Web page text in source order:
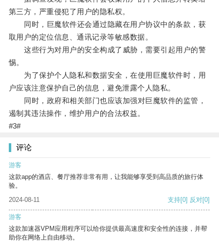
第三方，严重侵犯了用户的隐私权。
同时，巨魔软件还会通过隐藏在用户协议中的条款，获
取用户的定位信息、通讯记录等敏感数据。
这些行为对用户的安全构成了威胁，需要引起用户的警
惕。
为了保护个人隐私和数据安全，在使用巨魔软件时，用
户应该注意保护自己的信息，避免泄露个人隐私。
同时，政府和相关部门也应该加强对巨魔软件的监管，
遏制其违法操作，维护用户的合法权益。
#3#
评论
游客
这款app的酒店、餐厅推荐非常有用，让我能够享受到高品质的旅行体
验。
2024-08-11
支持[0] 反对[0]
游客
这款加速器VPM应用程序可以给你提供最高速度和安全性的连接，并帮
助你在网络上自由移动。